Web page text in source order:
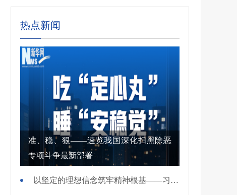
热点新闻
准、稳、狠——速览我国深化扫黑除恶
专项斗争最新部署
以坚定的理想信念筑牢精神根基——习近平党建思想理论品格系列述评之一